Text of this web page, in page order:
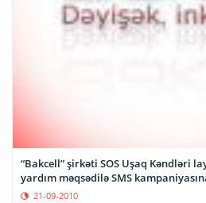
“Bakcell” şirkəti SOS Uşaq Kəndləri
yardım məqsədilə SMS
21-09-2010